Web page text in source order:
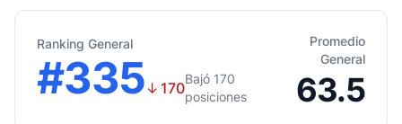
Ranking General
#335↓ 170
Bajó 170
posiciones
Promedio
General
63.5